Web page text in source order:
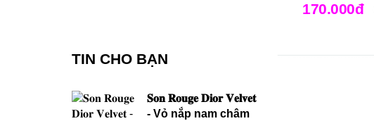
170.000đ
TIN CHO BẠN
𝐒𝐨𝐧 𝐑𝐨𝐮𝐠𝐞 𝐃𝐢𝐨𝐫 𝐕𝐞𝐥𝐯𝐞𝐭
- Vỏ nắp nam châm